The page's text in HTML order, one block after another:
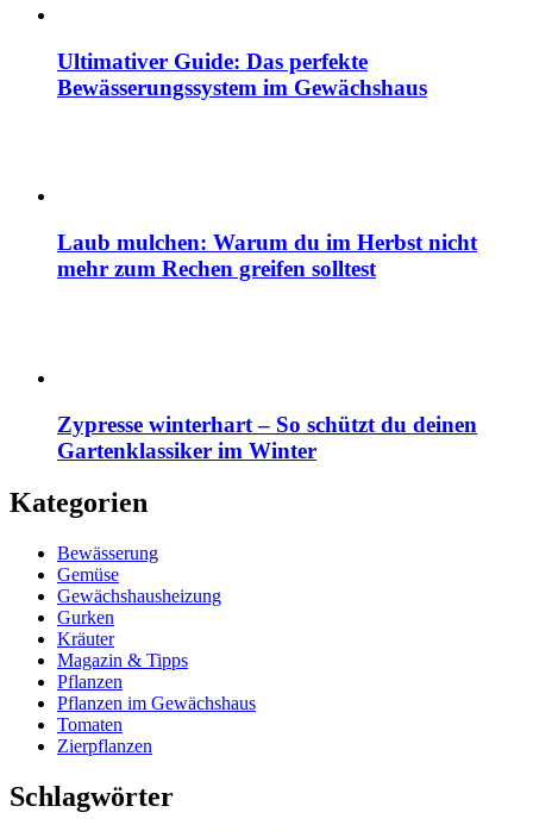
Ultimativer Guide: Das perfekte
Bewässerungssystem im Gewächshaus
Laub mulchen: Warum du im Herbst nicht
mehr zum Rechen greifen solltest
Zypresse winterhart – So schützt du deinen
Gartenklassiker im Winter
Kategorien
Bewässerung
Gemüse
Gewächshausheizung
Gurken
Kräuter
Magazin & Tipps
Pflanzen
Pflanzen im Gewächshaus
Tomaten
Zierpflanzen
Schlagwörter